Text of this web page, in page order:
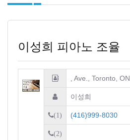
이성희 피아노 조율
, Ave., Toronto, ON.
이성희
(1) (416)999-8030
(2)